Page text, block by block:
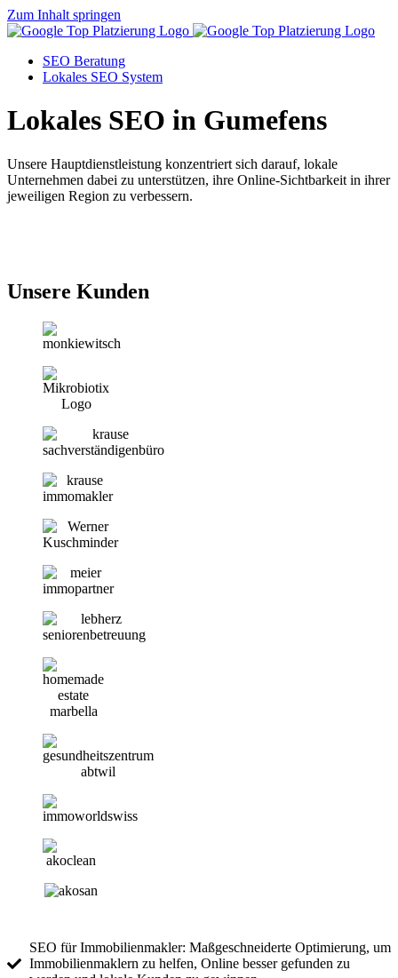
Zum Inhalt springen
SEO Beratung
Lokales SEO System
Lokales SEO in Gumefens
Unsere Hauptdienstleistung konzentriert sich darauf, lokale
Unternehmen dabei zu unterstützen, ihre Online-Sichtbarkeit in ihrer
jeweiligen Region zu verbessern.
Unsere Kunden
SEO für Immobilienmakler: Maßgeschneiderte Optimierung, um
Immobilienmaklern zu helfen, Online besser gefunden zu